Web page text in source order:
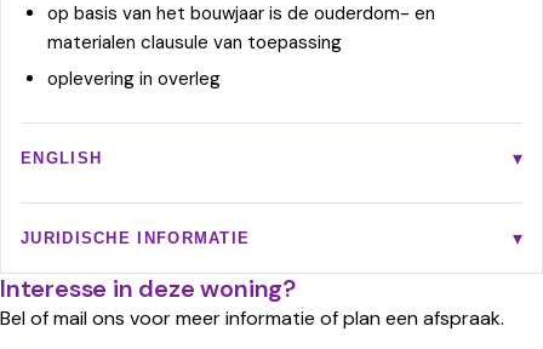
op basis van het bouwjaar is de ouderdom- en
materialen clausule van toepassing
oplevering in overleg
ENGLISH
JURIDISCHE INFORMATIE
Interesse in deze woning?
Bel of mail ons voor meer informatie of plan een afspraak.